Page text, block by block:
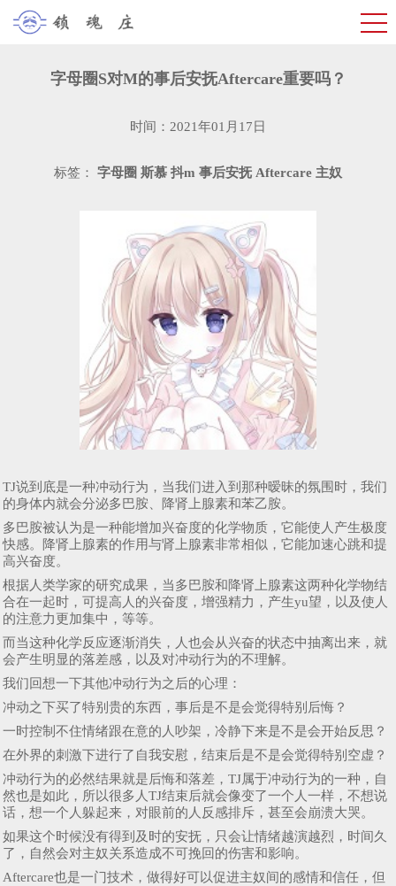
字母圈S对M的事后安抚Aftercare重要吗？
时间：2021年01月17日
标签： 字母圈 斯慕 抖m 事后安抚 Aftercare 主奴
TJ说到底是一种冲动行为，当我们进入到那种暧昧的氛围时，我们
的身体内就会分泌多巴胺、降肾上腺素和苯乙胺。
多巴胺被认为是一种能增加兴奋度的化学物质，它能使人产生极度
快感。降肾上腺素的作用与肾上腺素非常相似，它能加速心跳和提
高兴奋度。
根据人类学家的研究成果，当多巴胺和降肾上腺素这两种化学物结
合在一起时，可提高人的兴奋度，增强精力，产生yu望，以及使人
的注意力更加集中，等等。
而当这种化学反应逐渐消失，人也会从兴奋的状态中抽离出来，就
会产生明显的落差感，以及对冲动行为的不理解。
我们回想一下其他冲动行为之后的心理：
冲动之下买了特别贵的东西，事后是不是会觉得特别后悔？
一时控制不住情绪跟在意的人吵架，冷静下来是不是会开始反思？
在外界的刺激下进行了自我安慰，结束后是不是会觉得特别空虚？
冲动行为的必然结果就是后悔和落差，TJ属于冲动行为的一种，自
然也是如此，所以很多人TJ结束后就会像变了一个人一样，不想说
话，想一个人躲起来，对眼前的人反感排斥，甚至会崩溃大哭。
如果这个时候没有得到及时的安抚，只会让情绪越演越烈，时间久
了，自然会对主奴关系造成不可挽回的伤害和影响。
Aftercare也是一门技术，做得好可以促进主奴间的感情和信任，但